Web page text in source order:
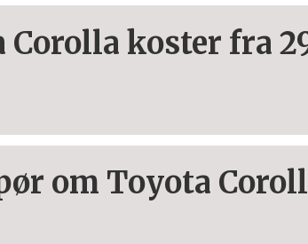
Corolla koster fra
om Toyota